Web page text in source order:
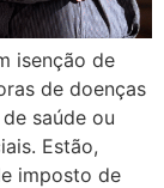
isenção de
de doenças
saúde ou
Estão,
imposto de